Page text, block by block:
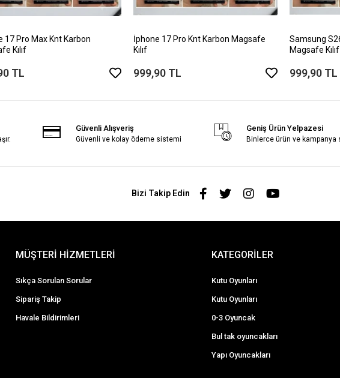
17 Pro Max Knt Karbon
Kılıf
TL
İphone 17 Pro Knt Karbon Magsafe
Kılıf
999,90 TL
Samsung
Magsafe Kılıf
999,90 TL
Güvenli Alışveriş
Güvenli ve kolay ödeme sistemi
Geniş Ürün Yelpazesi
Binlerce ürün ve kampanya
Bizi Takip Edin
MÜŞTERİ HİZMETLERİ
Sıkça Sorulan Sorular
Sipariş Takip
Havale Bildirimleri
KATEGORİLER
Kutu Oyunları
Kutu Oyunları
0-3 Oyuncak
Bul tak oyuncakları
Yapı Oyuncakları